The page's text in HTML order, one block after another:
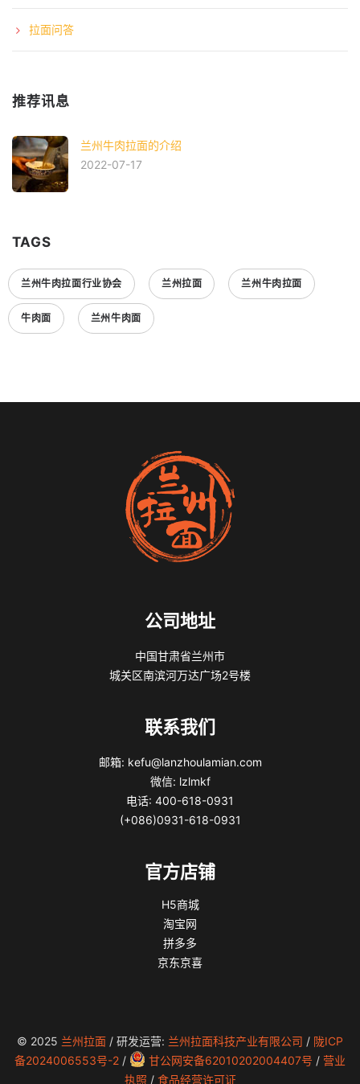
拉面问答
推荐讯息
兰州牛肉拉面的介绍
2022-07-17
TAGS
兰州牛肉拉面行业协会 兰州拉面 兰州牛肉拉面
牛肉面 兰州牛肉面
公司地址
中国甘肃省兰州市
城关区南滨河万达广场2号楼
联系我们
邮箱: kefu@lanzhoulamian.com
微信: lzlmkf
电话: 400-618-0931
(+086)0931-618-0931
官方店铺
H5商城
淘宝网
拼多多
京东京喜
© 2025 兰州拉面 / 研发运营: 兰州拉面科技产业有限公司 / 陇ICP
备2024006553号-2 / 甘公网安备62010202004407号 / 营业
执照 / 食品经营许可证